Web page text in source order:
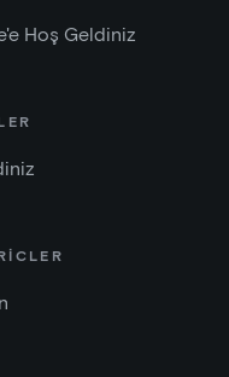
Hoş Geldiniz